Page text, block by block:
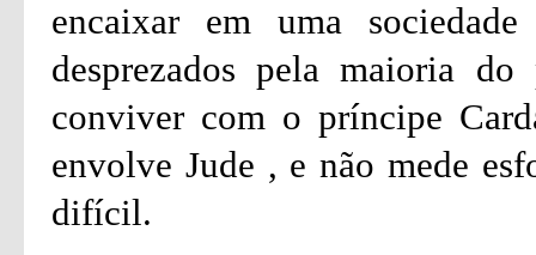
encaixar em uma
desprezados pela maioria
conviver com o príncipe
envolve Jude , e não mede
difícil.